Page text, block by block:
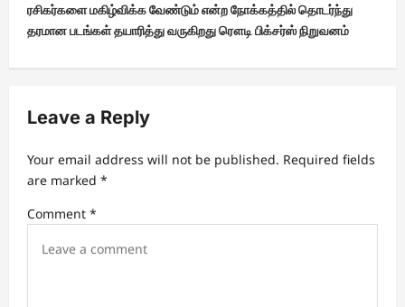
n
a
v
g
a
t
i
ரசிகர்களை மகிழ்விக்க வேண்டும் என்ற நோக்கத்தில் தொடர்ந்து
தரமான படங்கள் தயாரித்து வருகிறது ரௌடி பிக்சர்ஸ் நிறுவனம்
Leave a Reply
Your email address will not be published. Required fields
are marked *
Comment *